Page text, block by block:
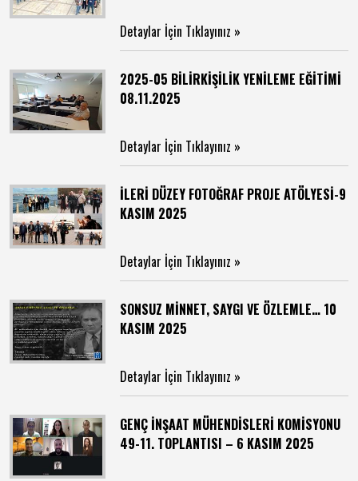
Detaylar İçin Tıklayınız »
2025-05 BİLİRKİŞİLİK YENİLEME EĞİTİMİ
08.11.2025
Detaylar İçin Tıklayınız »
İLERİ DÜZEY FOTOĞRAF PROJE ATÖLYESİ-9
KASIM 2025
Detaylar İçin Tıklayınız »
SONSUZ MİNNET, SAYGI VE ÖZLEMLE… 10
KASIM 2025
Detaylar İçin Tıklayınız »
GENÇ İNŞAAT MÜHENDİSLERİ KOMİSYONU
49-11. TOPLANTISI – 6 KASIM 2025